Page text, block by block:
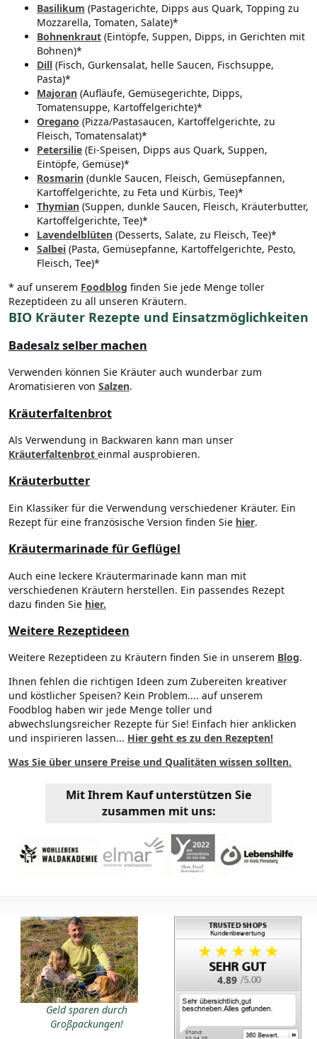
Basilikum (Pastagerichte, Dipps aus Quark, Topping zu
Mozzarella, Tomaten, Salate)*
Bohnenkraut (Eintöpfe, Suppen, Dipps, in Gerichten mit
Bohnen)*
Dill (Fisch, Gurkensalat, helle Saucen, Fischsuppe,
Pasta)*
Majoran (Aufläufe, Gemüsegerichte, Dipps,
Tomatensuppe, Kartoffelgerichte)*
Oregano (Pizza/Pastasaucen, Kartoffelgerichte, zu
Fleisch, Tomatensalat)*
Petersilie (Ei-Speisen, Dipps aus Quark, Suppen,
Eintöpfe, Gemüse)*
Rosmarin (dunkle Saucen, Fleisch, Gemüsepfannen,
Kartoffelgerichte, zu Feta und Kürbis, Tee)*
Thymian (Suppen, dunkle Saucen, Fleisch, Kräuterbutter,
Kartoffelgerichte, Tee)*
Lavendelblüten (Desserts, Salate, zu Fleisch, Tee)*
Salbei (Pasta, Gemüsepfanne, Kartoffelgerichte, Pesto,
Fleisch, Tee)*
* auf unserem Foodblog finden Sie jede Menge toller
Rezeptideen zu all unseren Kräutern.
BIO Kräuter Rezepte und Einsatzmöglichkeiten
Badesalz selber machen
Verwenden können Sie Kräuter auch wunderbar zum
Aromatisieren von Salzen.
Kräuterfaltenbrot
Als Verwendung in Backwaren kann man unser
Kräuterfaltenbrot einmal ausprobieren.
Kräuterbutter
Ein Klassiker für die Verwendung verschiedener Kräuter. Ein
Rezept für eine französische Version finden Sie hier.
Kräutermarinade für Geflügel
Auch eine leckere Kräutermarinade kann man mit
verschiedenen Kräutern herstellen. Ein passendes Rezept
dazu finden Sie hier.
Weitere Rezeptideen
Weitere Rezeptideen zu Kräutern finden Sie in unserem Blog.
Ihnen fehlen die richtigen Ideen zum Zubereiten kreativer
und köstlicher Speisen? Kein Problem.... auf unserem
Foodblog haben wir jede Menge toller und
abwechslungsreicher Rezepte für Sie! Einfach hier anklicken
und inspirieren lassen... Hier geht es zu den Rezepten!
Was Sie über unsere Preise und Qualitäten wissen sollten.
Mit Ihrem Kauf unterstützen Sie
zusammen mit uns:
Geld sparen durch
Großpackungen!
4.89